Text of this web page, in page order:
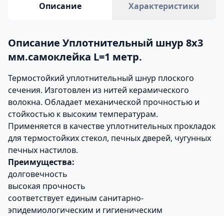
Описание Характеристики
Описание Уплотнительный шнур 8х3
мм.самоклейка L=1 метр.
Термостойкий уплотнительный шнур плоского
сечения. Изготовлен из нитей керамического
волокна. Обладает механической прочностью и
стойкостью к высоким температурам.
Применяется в качестве уплотнительных прокладок
для термостойких стекол, печных дверей, чугунных
печных настилов.
Преимущества:
долговечность
высокая прочность
соответствует единым санитарно-
эпидемиологическим и гигиеническим